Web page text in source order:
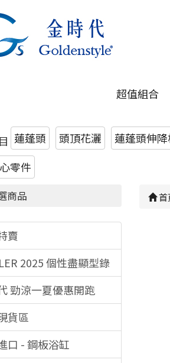
超值組合
蓮蓬頭 頭頂花灑 蓮蓬頭伸
零件
商品
賣
2025 個性盡顯型錄
勁涼一夏優惠開跑
貨區
口 - 鋼板浴缸
首